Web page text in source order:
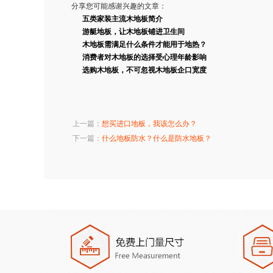
分享您可能感谢兴趣的文章：
五类家装主流木地板简介
游艇地板，让木地板铺进卫生间
木地板需满足什么条件才能用于地热 ？
消费者对木地板的选择受心理年龄影响
选购木地板，不可忽视木地板企口宽度
上一篇： 想买进口地板，我该怎么办？
下一篇： 什么地板防水？什么是防水地板？